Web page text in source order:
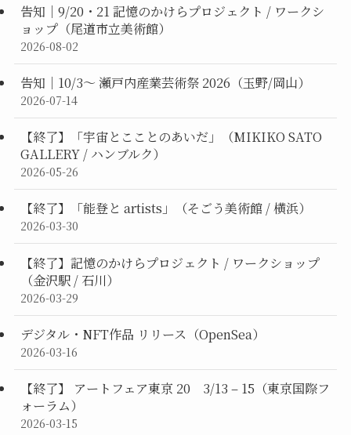
告知｜9/20・21 記憶のかけらプロジェクト / ワークシ
ョップ（尾道市立美術館）
2026-08-02
告知｜10/3〜 瀬戸内産業芸術祭 2026（玉野/岡山）
2026-07-14
【終了】「宇宙とこことのあいだ」（MIKIKO SATO
GALLERY / ハンブルク）
2026-05-26
【終了】「能登と artists」（そごう美術館 / 横浜）
2026-03-30
【終了】記憶のかけらプロジェクト / ワークショップ
（金沢駅 / 石川）
2026-03-29
デジタル・NFT作品 リリース（OpenSea）
2026-03-16
【終了】 アートフェア東京 20 3/13 – 15（東京国際フ
ォーラム）
2026-03-15